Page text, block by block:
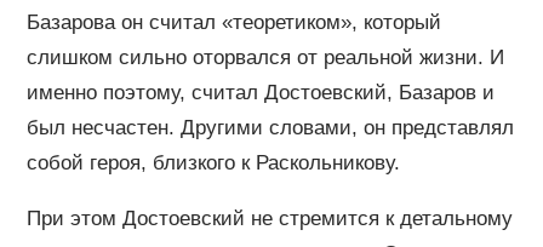
Базарова он считал «теоретиком», который
слишком сильно оторвался от реальной жизни. И
именно поэтому, считал Достоевский, Базаров и
был несчастен. Другими словами, он представлял
собой героя, близкого к Раскольникову.
При этом Достоевский не стремится к детальному